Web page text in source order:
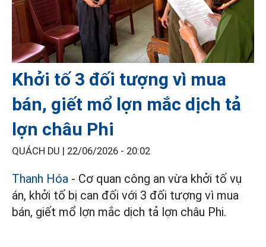
Khởi tố 3 đối tượng vì mua
bán, giết mổ lợn mắc dịch tả
lợn châu Phi
QUÁCH DU | 22/06/2026 - 20:02
Thanh Hóa - Cơ quan công an vừa khởi tố vụ
án, khởi tố bị can đối với 3 đối tượng vì mua
bán, giết mổ lợn mắc dịch tả lợn châu Phi.